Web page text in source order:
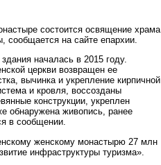
состоится освящение храма
сообщается на сайте епархии.
началась в 2015 году.
церкви возвращен ее
вычинка и укрепление кирпичной
и кровля, воссозданы
конструкции, укреплен
обнаружена живопись, ранее
в сообщении.
женскому монастырю 27 млн
инфраструктуры туризма».